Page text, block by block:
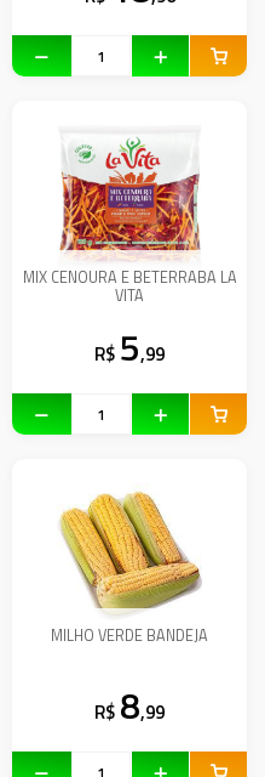
MIX CENOURA E BETERRABA LA
VITA
R$ 5,99
MILHO VERDE BANDEJA
R$ 8,99